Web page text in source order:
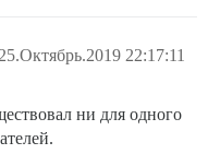
25.Октябрь.2019 22:17:11
ни для одного